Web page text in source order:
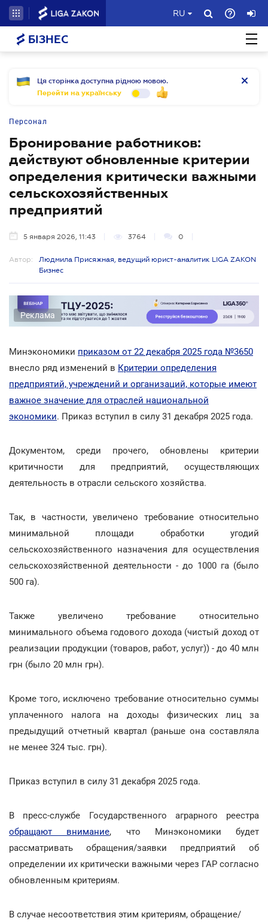
RU
БІЗНЕС
Ця сторінка доступна рідною мовою.
Перейти на українську
Персонал
Бронирование работников:
действуют обновленные критерии
определения критически важными
сельскохозяйственных
предприятий
5 января 2026, 11:43 3764 0
Автор:
Людмила Присяжная, ведущий юрист-аналитик LIGA ZAKON
Бизнес
Реклама
Минэкономики приказом от 22 декабря 2025 года №3650
внесло ряд изменений в Критерии определения
предприятий, учреждений и организаций, которые имеют
важное значение для отраслей национальной
экономики. Приказ вступил в силу 31 декабря 2025 года.
Документом, среди прочего, обновлены критерии
критичности для предприятий, осуществляющих
деятельность в отрасли сельского хозяйства.
Так, в частности, увеличено требование относительно
минимальной площади обработки угодий
сельскохозяйственного назначения для осуществления
сельскохозяйственной деятельности - до 1000 га (было
500 га).
Также увеличено требование относительно
минимального объема годового дохода (чистый доход от
реализации продукции (товаров, работ, услуг)) - до 40 млн
грн (было 20 млн грн).
Кроме того, исключено требование относительно суммы
уплаченного налога на доходы физических лиц за
предыдущий отчетный квартал (раньше она составляла
не менее 324 тыс. грн).
Приказ вступил в силу 31 декабря 2025 года.
В пресс-службе Государственного аграрного реестра
обращают внимание, что Минэкономики будет
рассматривать обращения/заявки предприятий об
определении их критически важными через ГАР согласно
обновленным критериям.
В случае несоответствия этим критериям, обращение/